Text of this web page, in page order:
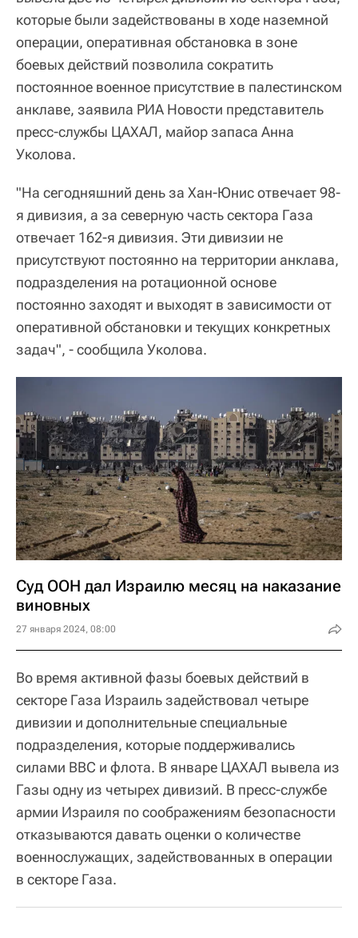
которые были задействованы в ходе наземной
операции, оперативная обстановка в зоне
боевых действий позволила сократить
постоянное военное присутствие в палестинском
анклаве, заявила РИА Новости представитель
пресс-службы ЦАХАЛ, майор запаса Анна
Уколова.
"На сегодняшний день за Хан-Юнис отвечает 98-
я дивизия, а за северную часть сектора Газа
отвечает 162-я дивизия. Эти дивизии не
присутствуют постоянно на территории анклава,
подразделения на ротационной основе
постоянно заходят и выходят в зависимости от
оперативной обстановки и текущих конкретных
задач", - сообщила Уколова.
Суд ООН дал Израилю месяц на наказание
виновных
27 января 2024, 08:00
Во время активной фазы боевых действий в
секторе Газа Израиль задействовал четыре
дивизии и дополнительные специальные
подразделения, которые поддерживались
силами ВВС и флота. В январе ЦАХАЛ вывела из
Газы одну из четырех дивизий. В пресс-службе
армии Израиля по соображениям безопасности
отказываются давать оценки о количестве
военнослужащих, задействованных в операции
в секторе Газа.